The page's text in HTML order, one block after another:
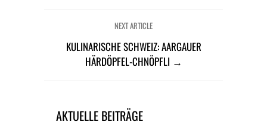
NEXT ARTICLE
KULINARISCHE SCHWEIZ: AARGAUER
HÄRDÖPFEL-CHNÖPFLI →
AKTUELLE BEITRÄGE